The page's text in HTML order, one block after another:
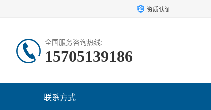
资质认证
全国服务咨询热线:
15705139186
联系方式